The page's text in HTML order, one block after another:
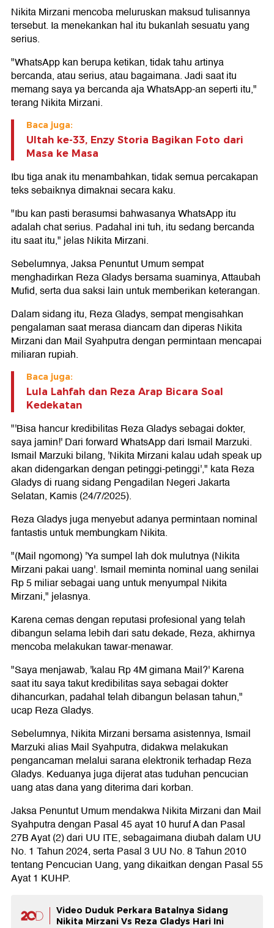
Nikita Mirzani mencoba meluruskan maksud tulisannya
tersebut. Ia menekankan hal itu bukanlah sesuatu yang
serius.
"WhatsApp kan berupa ketikan, tidak tahu artinya
bercanda, atau serius, atau bagaimana. Jadi saat itu
memang saya ya bercanda aja WhatsApp-an seperti itu,"
terang Nikita Mirzani.
Baca juga:
Ultah ke-33, Enzy Storia Bagikan Foto dari
Masa ke Masa
Ibu tiga anak itu menambahkan, tidak semua percakapan
teks sebaiknya dimaknai secara kaku.
"Ibu kan pasti berasumsi bahwasanya WhatsApp itu
adalah chat serius. Padahal ini tuh, itu sedang bercanda
itu saat itu," jelas Nikita Mirzani.
Sebelumnya, Jaksa Penuntut Umum sempat
menghadirkan Reza Gladys bersama suaminya, Attaubah
Mufid, serta dua saksi lain untuk memberikan keterangan.
Dalam sidang itu, Reza Gladys, sempat mengisahkan
pengalaman saat merasa diancam dan diperas Nikita
Mirzani dan Mail Syahputra dengan permintaan mencapai
miliaran rupiah.
Baca juga:
Lula Lahfah dan Reza Arap Bicara Soal
Kedekatan
"'Bisa hancur kredibilitas Reza Gladys sebagai dokter,
saya jamin!' Dari forward WhatsApp dari Ismail Marzuki.
Ismail Marzuki bilang, 'Nikita Mirzani kalau udah speak up
akan didengarkan dengan petinggi-petinggi'," kata Reza
Gladys di ruang sidang Pengadilan Negeri Jakarta
Selatan, Kamis (24/7/2025).
Reza Gladys juga menyebut adanya permintaan nominal
fantastis untuk membungkam Nikita.
"(Mail ngomong) 'Ya sumpel lah dok mulutnya (Nikita
Mirzani pakai uang'. Ismail meminta nominal uang senilai
Rp 5 miliar sebagai uang untuk menyumpal Nikita
Mirzani," jelasnya.
Karena cemas dengan reputasi profesional yang telah
dibangun selama lebih dari satu dekade, Reza, akhirnya
mencoba melakukan tawar-menawar.
"Saya menjawab, 'kalau Rp 4M gimana Mail?' Karena
saat itu saya takut kredibilitas saya sebagai dokter
dihancurkan, padahal telah dibangun belasan tahun,"
ucap Reza Gladys.
Sebelumnya, Nikita Mirzani bersama asistennya, Ismail
Marzuki alias Mail Syahputra, didakwa melakukan
pengancaman melalui sarana elektronik terhadap Reza
Gladys. Keduanya juga dijerat atas tuduhan pencucian
uang atas dana yang diterima dari korban.
Jaksa Penuntut Umum mendakwa Nikita Mirzani dan Mail
Syahputra dengan Pasal 45 ayat 10 huruf A dan Pasal
27B Ayat (2) dari UU ITE, sebagaimana diubah dalam UU
No. 1 Tahun 2024, serta Pasal 3 UU No. 8 Tahun 2010
tentang Pencucian Uang, yang dikaitkan dengan Pasal 55
Ayat 1 KUHP.
Video Duduk Perkara Batalnya Sidang
Nikita Mirzani Vs Reza Gladys Hari Ini